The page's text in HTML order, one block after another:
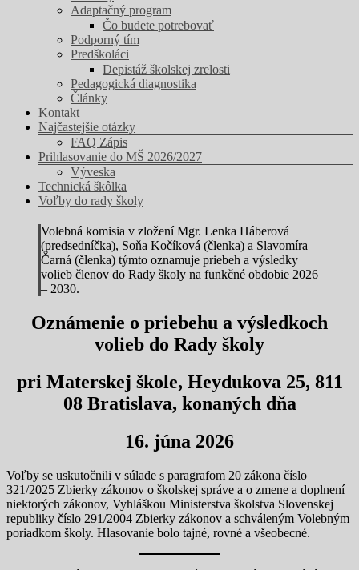
Adaptačný program
Čo budete potrebovať
Podporný tím
Predškoláci
Depistáž školskej zrelosti
Pedagogická diagnostika
Články
Kontakt
Najčastejšie otázky
FAQ Zápis
Prihlasovanie do MŠ 2026/2027
Výveska
Technická škôlka
Voľby do rady školy
Volebná komisia v zložení Mgr. Lenka Háberová
(predsedníčka), Soňa Kočíková (členka) a Slavomíra
Čarná (členka) týmto oznamuje priebeh a výsledky
volieb členov do Rady školy na funkčné obdobie 2026
– 2030.
Oznámenie o priebehu a výsledkoch
volieb do Rady školy
pri Materskej škole, Heydukova 25, 811
08 Bratislava, konaných dňa
16. júna 2026
Voľby se uskutočnili v súlade s paragrafom 20 zákona číslo
321/2025 Zbierky zákonov o školskej správe a o zmene a doplnení
niektorých zákonov, Vyhláškou Ministerstva školstva Slovenskej
republiky číslo 291/2004 Zbierky zákonov a schváleným Volebným
poriadkom školy. Hlasovanie bolo tajné, rovné a všeobecné.